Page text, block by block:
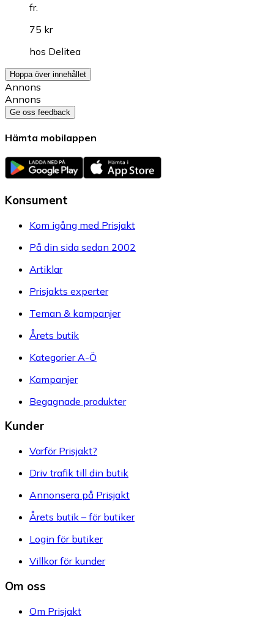
fr.
75 kr
hos Delitea
Hoppa över innehållet
Annons
Annons
Ge oss feedback
Hämta mobilappen
Konsument
Kom igång med Prisjakt
På din sida sedan 2002
Artiklar
Prisjakts experter
Teman & kampanjer
Årets butik
Kategorier A-Ö
Kampanjer
Begagnade produkter
Kunder
Varför Prisjakt?
Driv trafik till din butik
Annonsera på Prisjakt
Årets butik – för butiker
Login för butiker
Villkor för kunder
Om oss
Om Prisjakt